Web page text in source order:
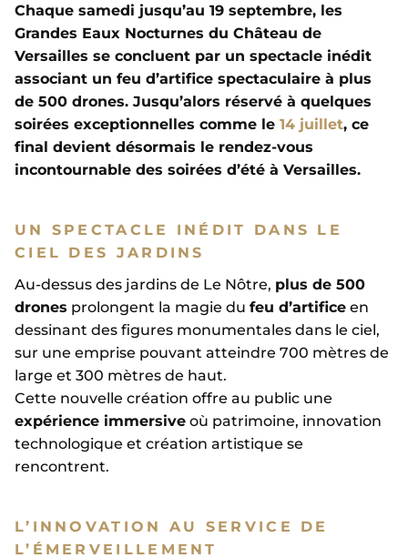
Chaque samedi jusqu’au 19 septembre, les
Grandes Eaux Nocturnes du Château de
Versailles se concluent par un spectacle inédit
associant un feu d’artifice spectaculaire à plus
de 500 drones. Jusqu’alors réservé à quelques
soirées exceptionnelles comme le 14 juillet, ce
final devient désormais le rendez-vous
incontournable des soirées d’été à Versailles.
UN SPECTACLE INÉDIT DANS LE
CIEL DES JARDINS
Au-dessus des jardins de Le Nôtre, plus de 500
drones prolongent la magie du feu d’artifice en
dessinant des figures monumentales dans le ciel,
sur une emprise pouvant atteindre 700 mètres de
large et 300 mètres de haut.
Cette nouvelle création offre au public une
expérience immersive où patrimoine, innovation
technologique et création artistique se
rencontrent.
L’INNOVATION AU SERVICE DE
L’ÉMERVEILLEMENT